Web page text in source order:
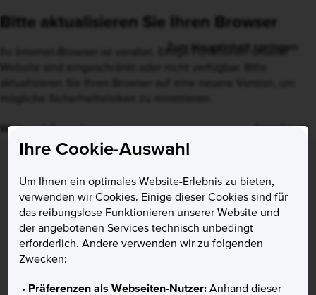
Ihre Cookie-Auswahl
Um Ihnen ein optimales Website-Erlebnis zu bieten,
verwenden wir Cookies. Einige dieser Cookies sind für
das reibungslose Funktionieren unserer Website und
der angebotenen Services technisch unbedingt
erforderlich. Andere verwenden wir zu folgenden
Zwecken:
Präferenzen als Webseiten-Nutzer: Anhand dieser
Bitte aktualisieren Sie Ihren Browser
Ihr Internet-Browser ist veraltet. Einige Funktionen unserer
aktualisieren Sie Ihren Browser auf eine neuere Version, um
Weitere Informationen Ignorieren